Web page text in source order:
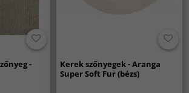
-
Kerek szőnyegek - Aranga
Super Soft Fur (bézs)